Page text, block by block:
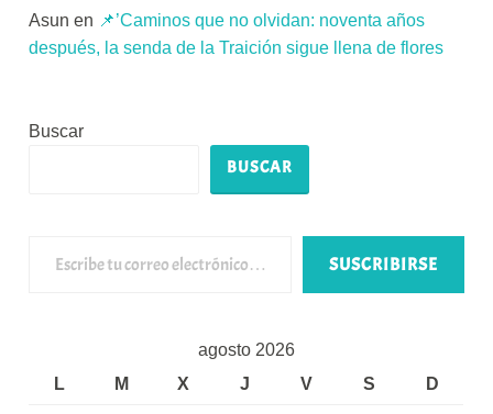
Asun en 📌’Caminos que no olvidan: noventa años
después, la senda de la Traición sigue llena de flores
Buscar
BUSCAR
SUSCRIBIRSE
agosto 2026
L
M X J V S D